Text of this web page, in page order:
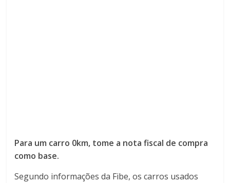
Para um carro 0km, tome a nota fiscal de compra
como base.
Segundo informações da Fibe, os carros usados ​​